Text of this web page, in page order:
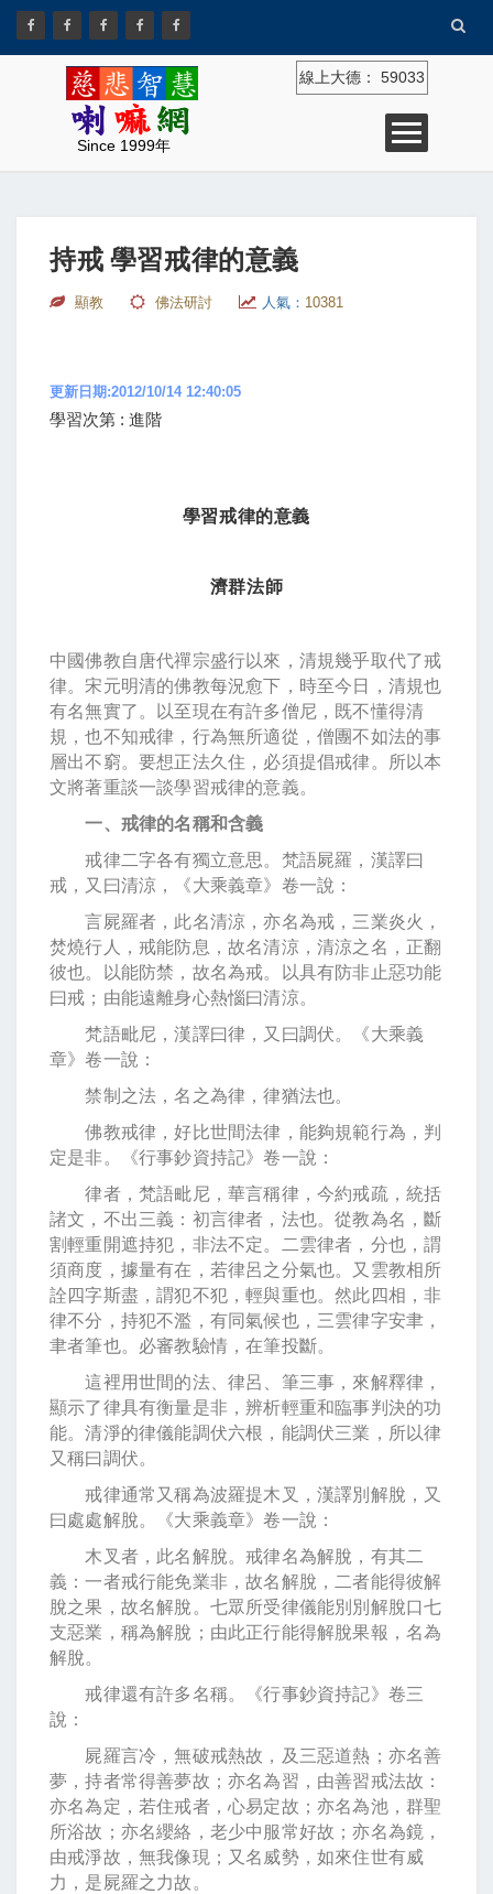
Since 1999年
線上大德： 59033
持戒 學習戒律的意義
顯教 佛法研討 人氣： 10381
更新日期:2012/10/14 12:40:05
學習次第 : 進階
學習戒律的意義
濟群法師
中國佛教自唐代禪宗盛行以來，清規幾乎取代了戒
律。宋元明清的佛教每況愈下，時至今日，清規也
有名無實了。以至現在有許多僧尼，既不懂得清
規，也不知戒律，行為無所適從，僧團不如法的事
層出不窮。要想正法久住，必須提倡戒律。所以本
文將著重談一談學習戒律的意義。
一、戒律的名稱和含義
戒律二字各有獨立意思。梵語屍羅，漢譯曰
戒，又曰清涼，《大乘義章》卷一說：
言屍羅者，此名清涼，亦名為戒，三業炎火，
焚燒行人，戒能防息，故名清涼，清涼之名，正翻
彼也。以能防禁，故名為戒。以具有防非止惡功能
曰戒；由能遠離身心熱惱曰清涼。
梵語毗尼，漢譯曰律，又曰調伏。《大乘義
章》卷一說：
禁制之法，名之為律，律猶法也。
佛教戒律，好比世間法律，能夠規範行為，判
定是非。《行事鈔資持記》卷一說：
律者，梵語毗尼，華言稱律，今約戒疏，統括
諸文，不出三義：初言律者，法也。從教為名，斷
割輕重開遮持犯，非法不定。二雲律者，分也，謂
須商度，據量有在，若律呂之分氣也。又雲教相所
詮四字斯盡，謂犯不犯，輕與重也。然此四相，非
律不分，持犯不濫，有同氣候也，三雲律字安聿，
聿者筆也。必審教驗情，在筆投斷。
這裡用世間的法、律呂、筆三事，來解釋律，
顯示了律具有衡量是非，辨析輕重和臨事判決的功
能。清淨的律儀能調伏六根，能調伏三業，所以律
又稱曰調伏。
戒律通常又稱為波羅提木叉，漢譯別解脫，又
曰處處解脫。《大乘義章》卷一說：
木叉者，此名解脫。戒律名為解脫，有其二
義：一者戒行能免業非，故名解脫，二者能得彼解
脫之果，故名解脫。七眾所受律儀能別別解脫口七
支惡業，稱為解脫；由此正行能得解脫果報，名為
解脫。
戒律還有許多名稱。《行事鈔資持記》卷三
說：
屍羅言冷，無破戒熱故，及三惡道熱；亦名善
夢，持者常得善夢故；亦名為習，由善習戒法故：
亦名為定，若住戒者，心易定故；亦名為池，群聖
所浴故；亦名纓絡，老少中服常好故；亦名為鏡，
由戒淨故，無我像現；又名威勢，如來住世有威
力，是屍羅之力故。